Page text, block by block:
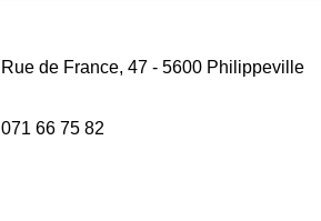
Rue de France, 47 - 5600 Philippeville
071 66 75 82